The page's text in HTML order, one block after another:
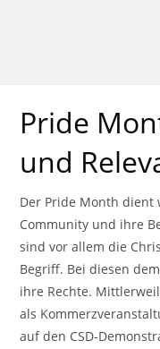
Pride
und
Der Pride Month dient
Community und ihre
sind vor allem die
Begriff. Bei diesen
ihre Rechte.
als
auf den CSD-